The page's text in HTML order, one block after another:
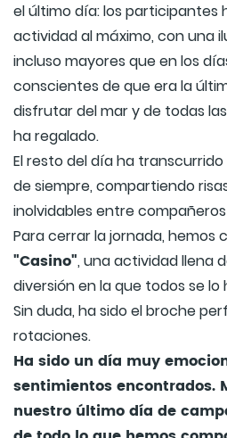
el último día: los
actividad al máximo, con una
incluso mayores que en los
conscientes de que era la
disfrutar del mar y de todas
ha regalado.
El resto del día ha
de siempre, compartiendo
inolvidables entre
Para cerrar la jornada, hemos
"Casino", una actividad llena
diversión en la que todos se
Sin duda, ha sido el broche
rotaciones.
Ha sido un día muy
sentimientos encontrados.
nuestro último día de